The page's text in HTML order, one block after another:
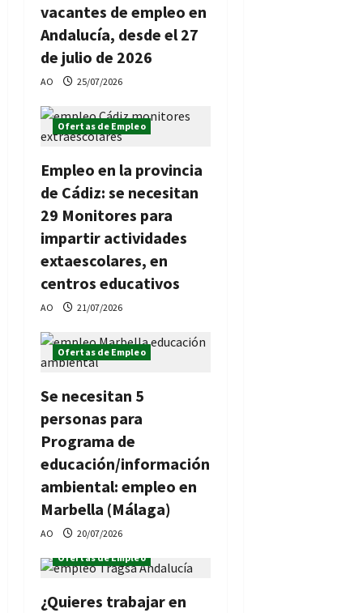
vacantes de empleo en
Andalucía, desde el 27
de julio de 2026
AO 25/07/2026
Ofertas de Empleo
Empleo en la provincia
de Cádiz: se necesitan
29 Monitores para
impartir actividades
extaescolares, en
centros educativos
AO 21/07/2026
Ofertas de Empleo
Se necesitan 5
personas para
Programa de
educación/información
ambiental: empleo en
Marbella (Málaga)
AO
20/07/2026
Ofertas de Empleo
¿Quieres trabajar en